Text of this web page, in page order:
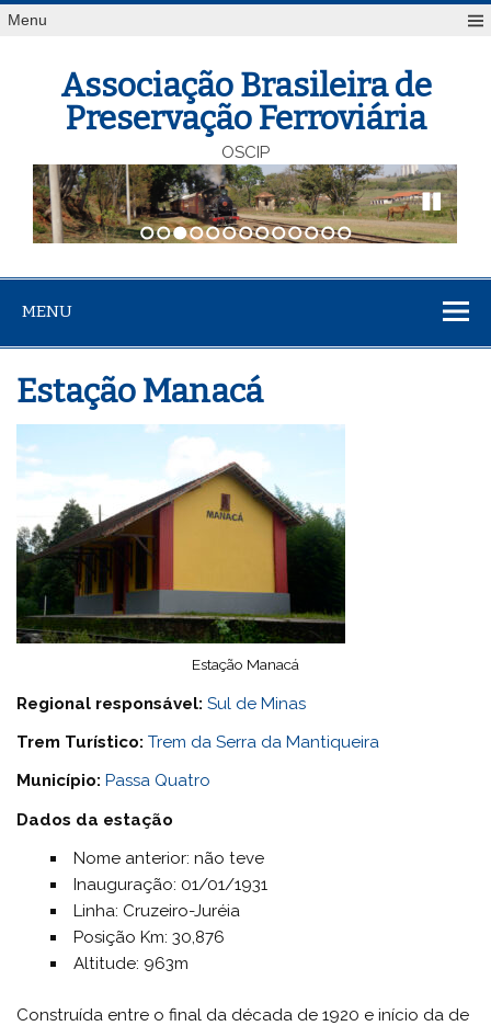
Menu
Associação Brasileira de
Preservação Ferroviária
OSCIP
1 2 3 4 5 6 7 8 910111213
MENU
Estação Manacá
Estação Manacá
Regional responsável:Sul de Minas
Trem Turístico: Trem da Serra da Mantiqueira
Município: Passa Quatro
Dados da estação
Nome anterior: não teve
Inauguração: 01/01/1931
Linha: Cruzeiro-Juréia
Posição Km: 30,876
Altitude: 963m
Construída entre o final da década de 1920 e início da de